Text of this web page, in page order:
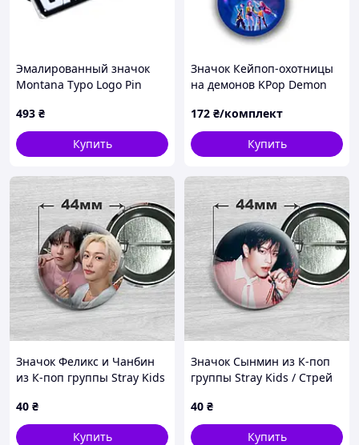
Эмалированный значок
Montana Typo Logo Pin
493 ₴
Купить
Значок Кейпоп-охотницы
на демонов KPop Demon
(bs075)
172 ₴/комплект
Купить
Значок Феликс и Чанбин
из К-поп группы Stray Kids
40 ₴
Купить
Значок Сынмин из К-поп
группы Stray Kids / Стрей
40 ₴
Купить